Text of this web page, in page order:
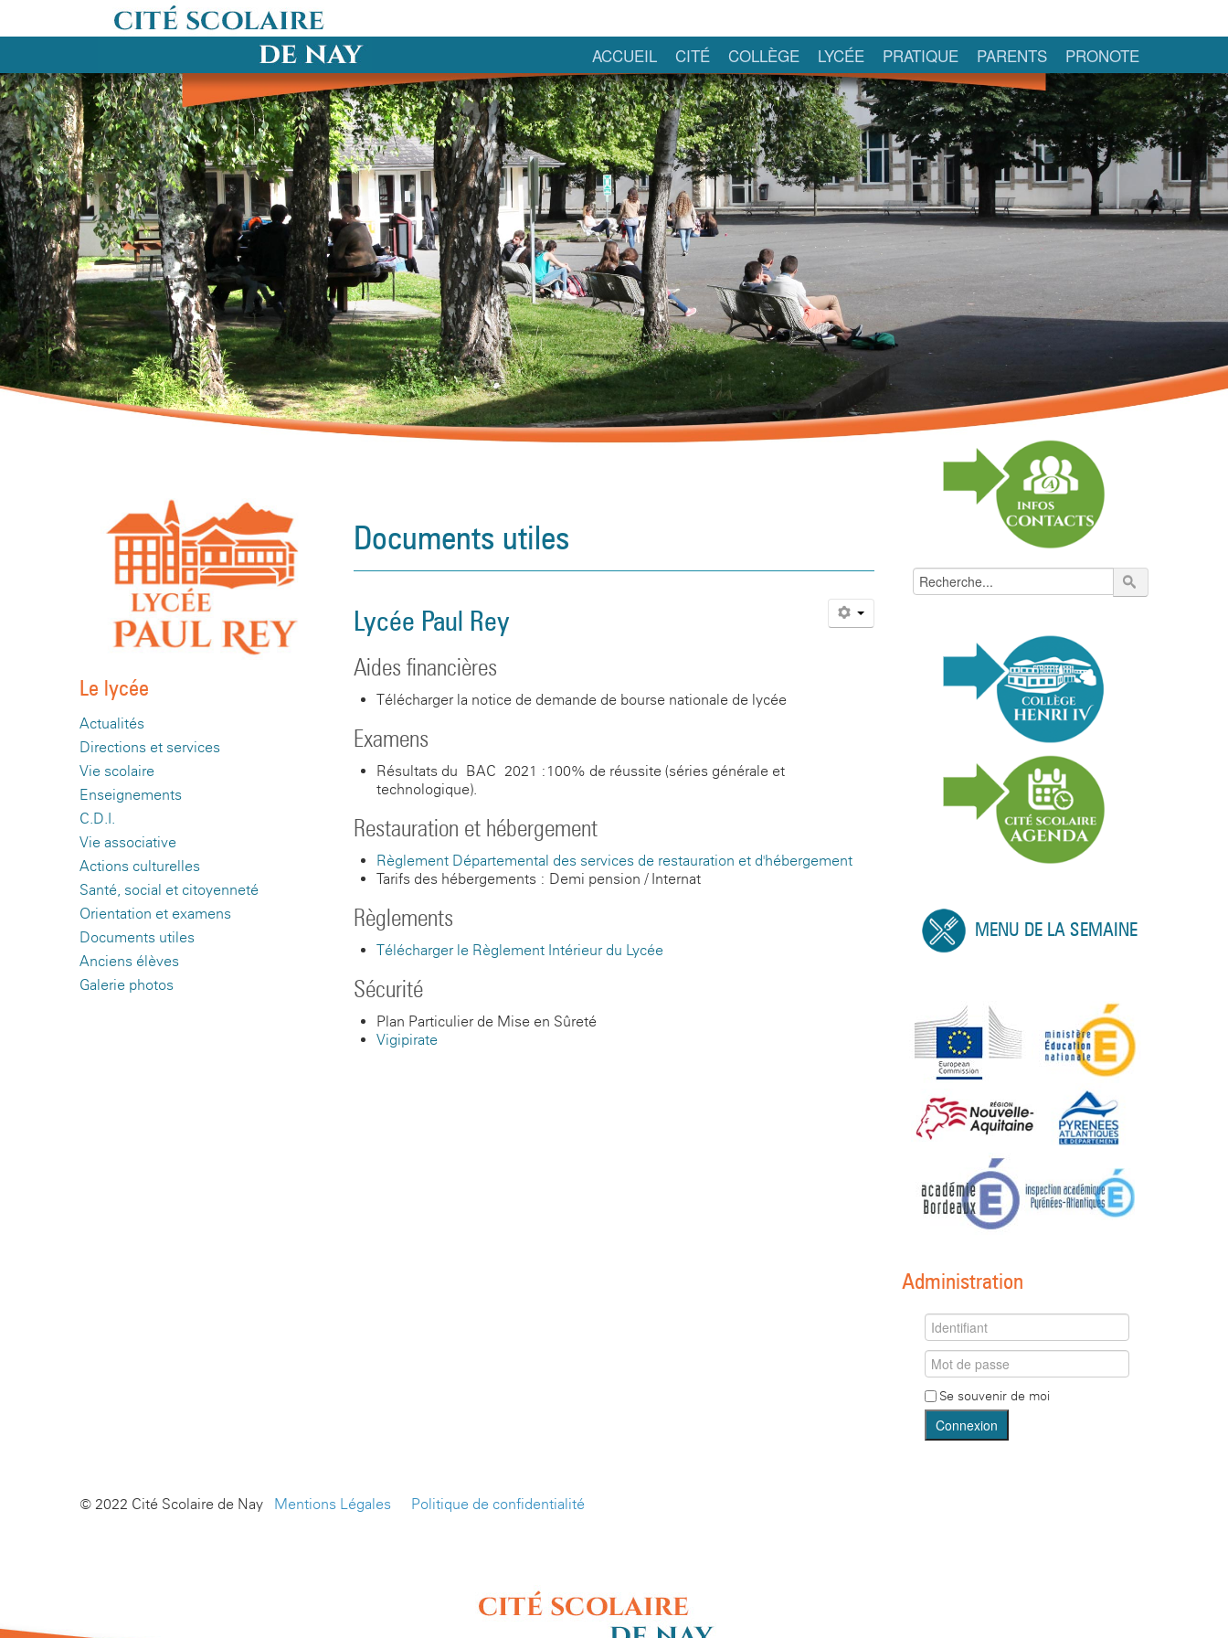
ACCUEIL CITÉ COLLÈGE LYCÉE PRATIQUE PARENTS PRONOTE
Le lycée
Actualités
Directions et services
Vie scolaire
Enseignements
C.D.I.
Vie associative
Actions culturelles
Santé, social et citoyenneté
Orientation et examens
Documents utiles
Anciens élèves
Galerie photos
Documents utiles
Lycée Paul Rey
Aides financières
Télécharger la notice de demande de bourse nationale de lycée
Examens
Résultats du BAC 2021 :100% de réussite (séries générale et
technologique).
Restauration et hébergement
Règlement Départemental des services de restauration et d'hébergement
Tarifs des hébergements : Demi-pension / Internat
Règlements
Télécharger le Règlement Intérieur du Lycée
Sécurité
Plan Particulier de Mise en Sûreté
Vigipirate
MENU DE LA SEMAINE
Administration
Se souvenir de moi
Connexion
© 2022 Cité Scolaire de Nay - Mentions Légales Politique de confidentialité